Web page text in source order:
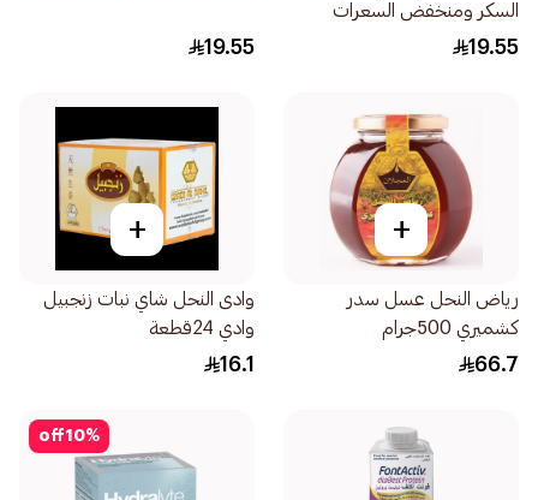
السكر ومنخفض السعرات
50×100جرام
19.55
19.55
+
رياض النحل عسل سدر
كشميري 500جرام
66.7
+
وادى النحل شاي نبات زنجبيل
وادي 24قطعة
16.1
10%
off